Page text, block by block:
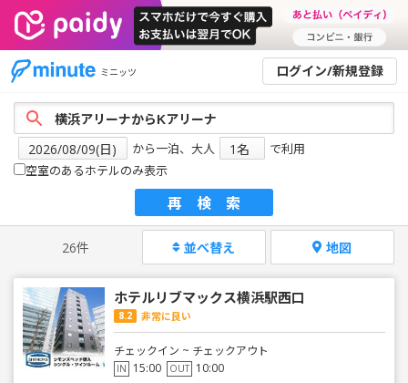
ミニッツ ログイン/新規登録
から一泊、大人
で利用
空室のあるホテルのみ表示
再検索
26件 並べ替え 地図
ホテルリブマックス横浜駅西口
8.2 非常に良い
チェックイン ~ チェックアウト
IN 15:00 OUT 10:00